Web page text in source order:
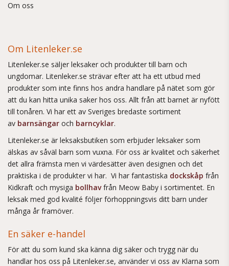
Om oss
Om Litenleker.se
Litenleker.se säljer leksaker och produkter till barn och
ungdomar. Litenleker.se strävar efter att ha ett utbud med
produkter som inte finns hos andra handlare på nätet som gör
att du kan hitta unika saker hos oss. Allt från att barnet är nyfött
till tonåren. Vi har ett av Sveriges bredaste sortiment
av barnsängar och barncyklar.
Litenleker.se är leksaksbutiken som erbjuder leksaker som
älskas av såväl barn som vuxna. För oss är kvalitet och säkerhet
det allra främsta men vi värdesätter även designen och det
praktiska i de produkter vi har. Vi har fantastiska dockskåp från
Kidkraft och mysiga bollhavfrån Meow Baby i sortimentet. En
leksak med god kvalité följer förhoppningsvis ditt barn under
många år framöver.
En säker e-handel
För att du som kund ska känna dig säker och trygg när du
handlar hos oss på Litenleker.se, använder vi oss av Klarna som